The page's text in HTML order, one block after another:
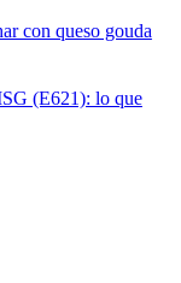
con queso gouda
(E621): lo que